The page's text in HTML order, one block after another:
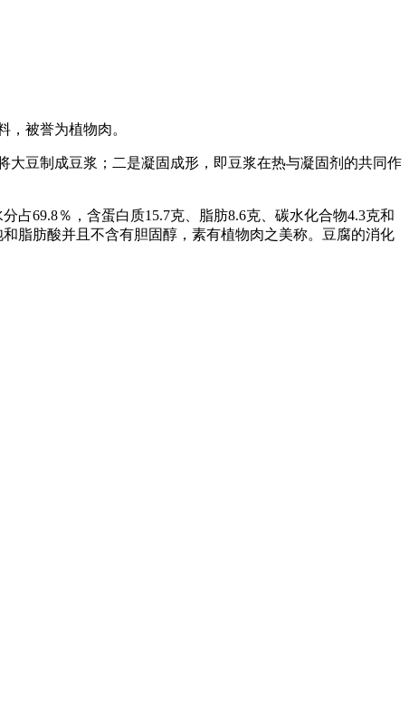
被誉为植物肉。
豆制成豆浆；二是凝固成形，即豆浆在热与凝固剂的共同作
69.8％，含蛋白质15.7克、脂肪8.6克、碳水化合物4.3克和
脂肪酸并且不含有胆固醇，素有植物肉之美称。豆腐的消化